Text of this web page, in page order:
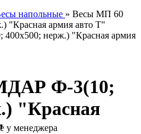
напольные » Весы МП 60
"Красная армия авто Т"
Ф-3(10;
"Красная
у менеджера